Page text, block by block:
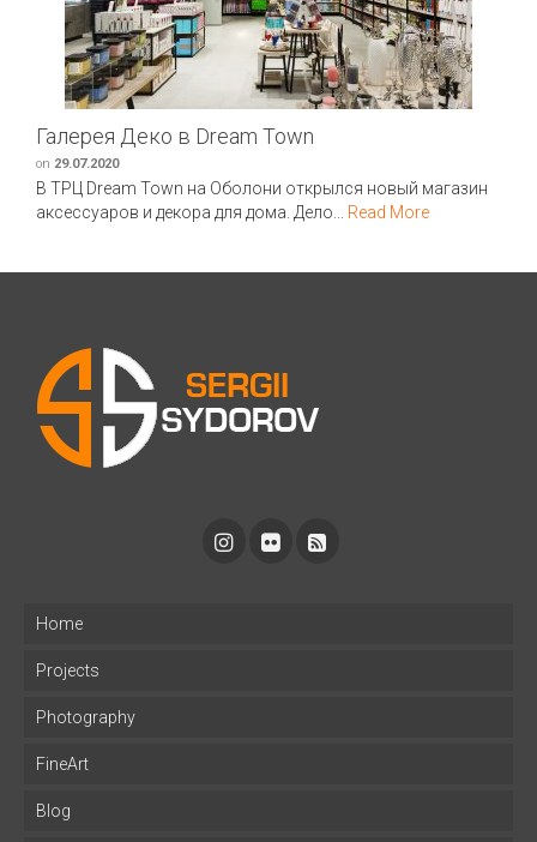
Галерея Деко в Dream Town
on 29.07.2020
В ТРЦ Dream Town на Оболони открылся новый магазин
аксессуаров и декора для дома. Дело... Read More
Home
Projects
Photography
FineArt
Blog